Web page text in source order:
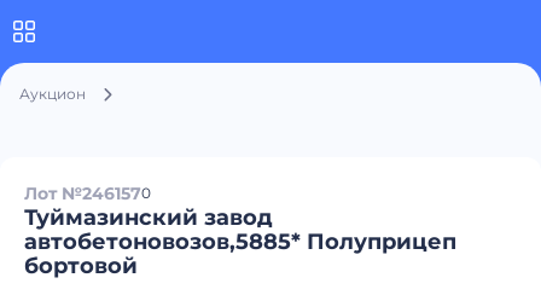
Аукцион
Лот №2461570
Туймазинский завод
автобетоновозов,5885* Полуприцеп
бортовой